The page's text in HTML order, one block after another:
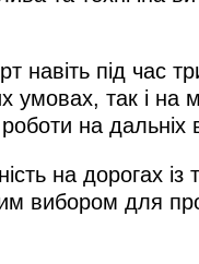
навіть під час
умовах, так і на
на дальніх
на дорогах
вибором для